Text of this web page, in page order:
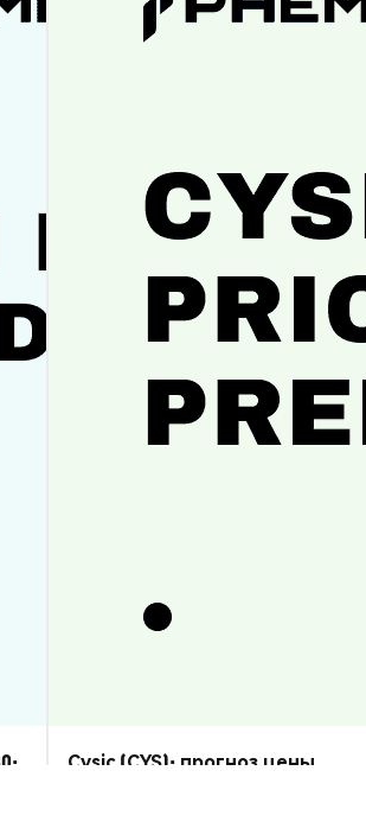
Cysic (CYS): прогноз цены